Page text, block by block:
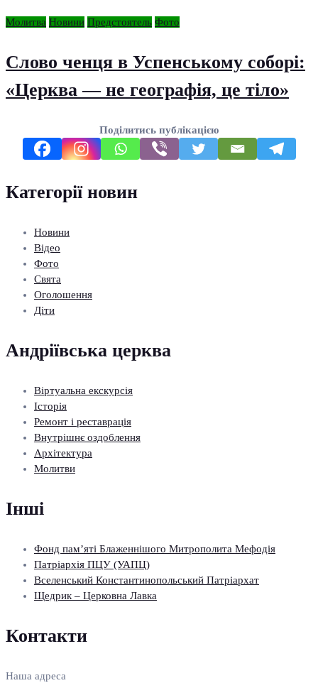
Молитва Новини Предстоятель Фото
Слово ченця в Успенському соборі:
«Церква — не географія, це тіло»
Поділитись публікацією
Категорії новин
Новини
Відео
Фото
Свята
Оголошення
Діти
Андріївська церква
Віртуальна екскурсія
Історія
Ремонт і реставрація
Внутрішнє оздоблення
Архітектура
Молитви
Інші
Фонд пам’яті Блаженнішого Митрополита Мефодія
Патріархія ПЦУ (УАПЦ)
Вселенський Константинопольський Патріархат
Щедрик – Церковна Лавка
Контакти
Наша адреса